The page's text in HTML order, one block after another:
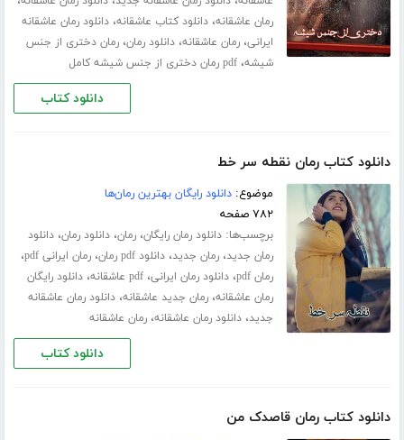
رمان عاشقانه،دانلود کتاب عاشقانه،دانلود رمان عاشقانه
ایرانی،رمان عاشقانه،دانلود رمان،رمان دختری از جنس
شیشه،pdf رمان دختری از جنس شیشه کامل
دانلود کتاب
دانلود کتاب رمان نقطه سر خط
موضوع:دانلود رایگان بهترین رمان‌ها
۷۸۲ صفحه
برچسب‌ها:دانلود رمان رایگان،رمان،دانلود رمان،دانلود
رمان جدید،رمان جدید،دانلود pdf رمان ،رمان ایرانی pdf ،
رمان pdf ،دانلود رمان ایرانی،pdf عاشقانه ،دانلود رایگان
رمان عاشقانه،رمان جدید عاشقانه،دانلود رمان عاشقانه
جدید،دانلود رمان عاشقانه،رمان عاشقانه
دانلود کتاب
دانلود کتاب رمان قاصدک من